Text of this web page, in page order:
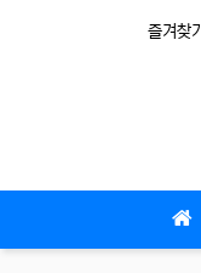
즐겨찾기